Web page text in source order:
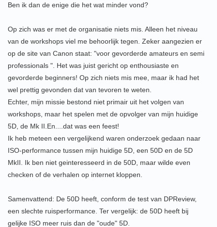
Ben ik dan de enige die het wat minder vond?
Op zich was er met de organisatie niets mis. Alleen het niveau
van de workshops viel me behoorlijk tegen. Zeker aangezien er
op de site van Canon staat: "voor gevorderde amateurs en semi
professionals ". Het was juist gericht op enthousiaste en
gevorderde beginners! Op zich niets mis mee, maar ik had het
wel prettig gevonden dat van tevoren te weten.
Echter, mijn missie bestond niet primair uit het volgen van
workshops, maar het spelen met de opvolger van mijn huidige
5D, de Mk II.En....dat was een feest!
Ik heb meteen een vergelijkend waren onderzoek gedaan naar
ISO-performance tussen mijn huidige 5D, een 50D en de 5D
MkII. Ik ben niet geinteresseerd in de 50D, maar wilde even
checken of de verhalen op internet kloppen.
Samenvattend: De 50D heeft, conform de test van DPReview,
een slechte ruisperformance. Ter vergelijk: de 50D heeft bij
gelijke ISO meer ruis dan de "oude" 5D.